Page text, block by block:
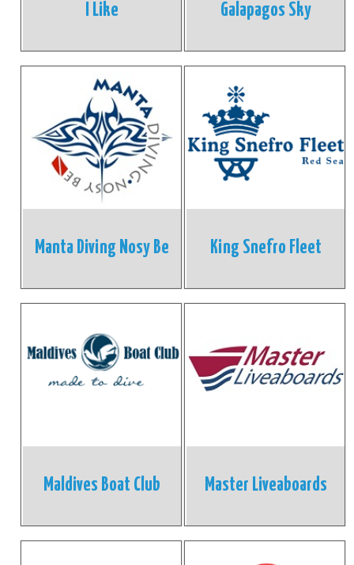
Galapagos Sky
I Like
King Snefro Fleet
Manta Diving Nosy Be
Master Liveaboards
Maldives Boat Club